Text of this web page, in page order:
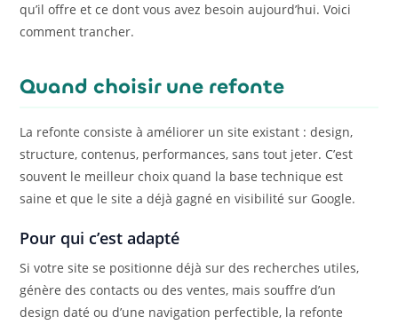
qu’il offre et ce dont vous avez besoin aujourd’hui. Voici
comment trancher.
Quand choisir une refonte
La refonte consiste à améliorer un site existant : design,
structure, contenus, performances, sans tout jeter. C’est
souvent le meilleur choix quand la base technique est
saine et que le site a déjà gagné en visibilité sur Google.
Pour qui c’est adapté
Si votre site se positionne déjà sur des recherches utiles,
génère des contacts ou des ventes, mais souffre d’un
design daté ou d’une navigation perfectible, la refonte